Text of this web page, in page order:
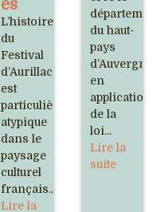
es
L’histoire
du
Festival
d’Aurillac
est
particulièrement
atypique
dans le
paysage
culturel
français...
Lire la
du haut-
pays
d’Auvergne
en
application
de la
loi...
Lire la
suite